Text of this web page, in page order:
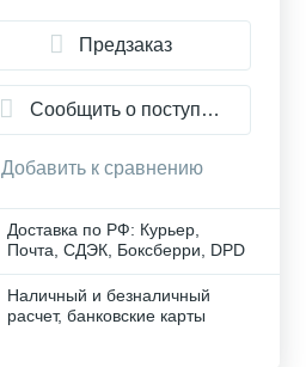
Предзаказ
Сообщить о поступлении
Добавить к сравнению
Доставка по РФ: Курьер,
Почта, СДЭК, Боксберри, DPD
Наличный и безналичный
расчет, банковские карты